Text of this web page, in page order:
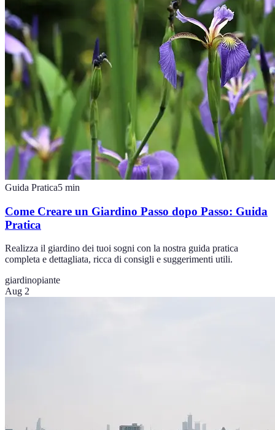
Guida Pratica5 min
Come Creare un Giardino Passo dopo Passo: Guida
Pratica
Realizza il giardino dei tuoi sogni con la nostra guida pratica
completa e dettagliata, ricca di consigli e suggerimenti utili.
giardinopiante
Aug 2